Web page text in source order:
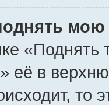
мою
«Поднять
её в
то